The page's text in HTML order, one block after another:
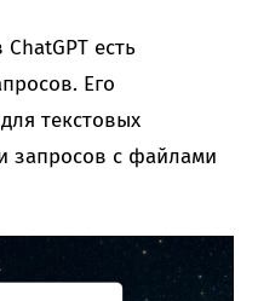
есть
Его
текстовых
запросов с файлами